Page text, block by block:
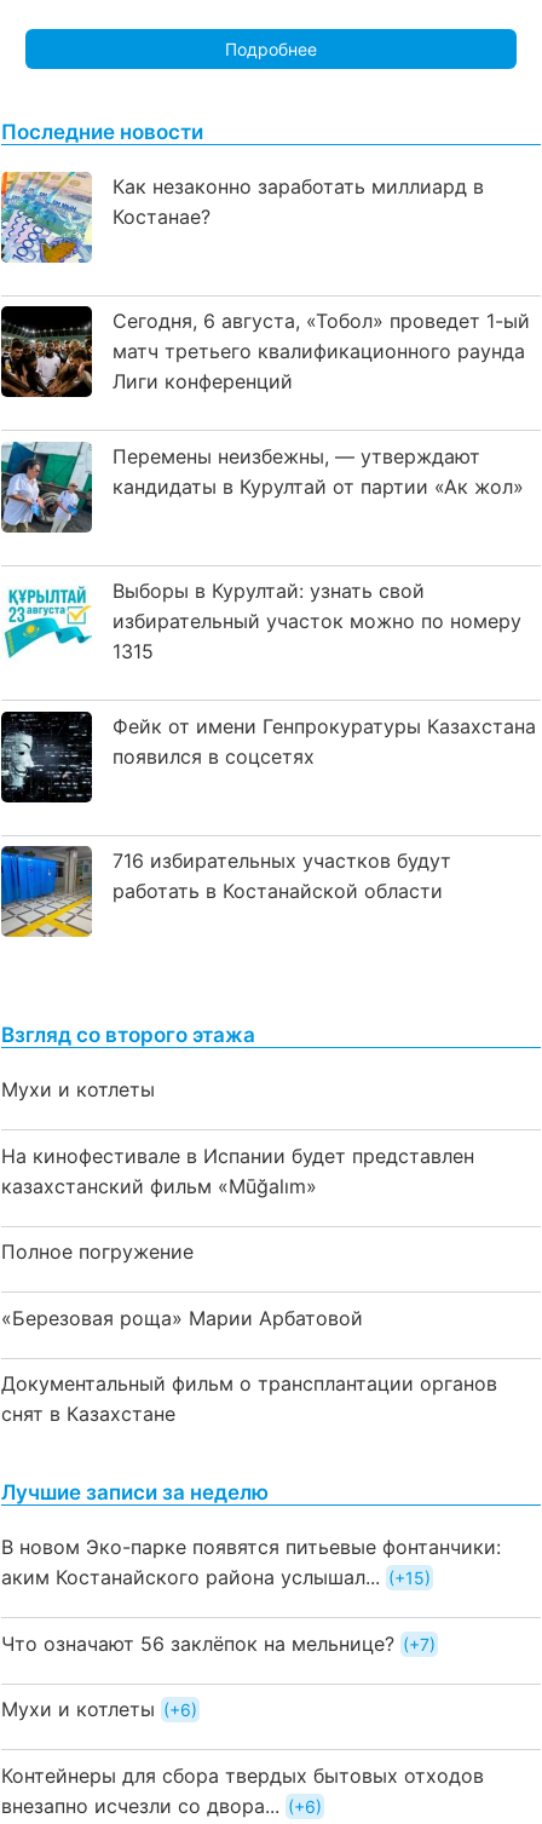
Подробнее
Последние новости
Как незаконно заработать миллиард в
Костанае?
Сегодня, 6 августа, «Тобол» проведет 1-ый
матч третьего квалификационного раунда
Лиги конференций
Перемены неизбежны, — утверждают
кандидаты в Курултай от партии «Ак жол»
Выборы в Курултай: узнать свой
избирательный участок можно по номеру
1315
Фейк от имени Генпрокуратуры Казахстана
появился в соцсетях
716 избирательных участков будут
работать в Костанайской области
Взгляд со второго этажа
Мухи и котлеты
На кинофестивале в Испании будет представлен
казахстанский фильм «Mūğalım»
Полное погружение
«Березовая роща» Марии Арбатовой
Документальный фильм о трансплантации органов
снят в Казахстане
Лучшие записи за неделю
В новом Эко-парке появятся питьевые фонтанчики:
аким Костанайского района услышал...
+15
Что означают 56 заклёпок на мельнице? +7
Мухи и котлеты +6
Контейнеры для сбора твердых бытовых отходов
внезапно исчезли со двора...
+6